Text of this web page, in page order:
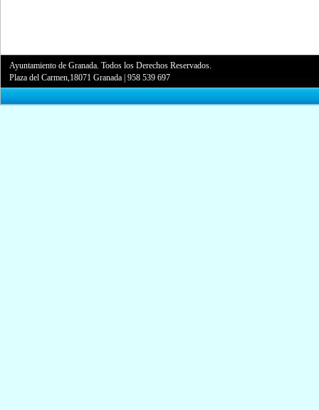
Ayuntamiento de Granada. Todos los Derechos Reservados.
Plaza del Carmen,18071 Granada |958 539 697